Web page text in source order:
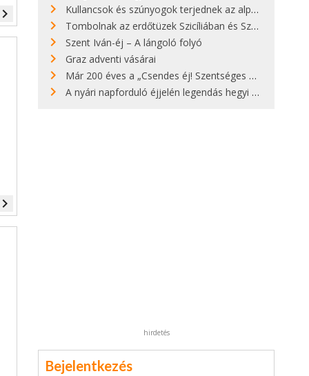
navigate_next
navigate_next
Kullancsok és szúnyogok terjednek az alpesi legelőkön
Tombolnak az erdőtüzek Szicíliában és Szardínián
Szent Iván-éj – A lángoló folyó
Graz adventi vásárai
Már 200 éves a „Csendes éj! Szentséges éj!”
A nyári napforduló éjjelén legendás hegyi tüzek világítják meg Zugspitzét
hirdetés
Bejelentkezés